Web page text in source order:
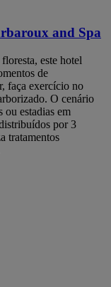
and Spa
este hotel
de
faça exercício no
O cenário
ou estadias em
por 3
tratamentos